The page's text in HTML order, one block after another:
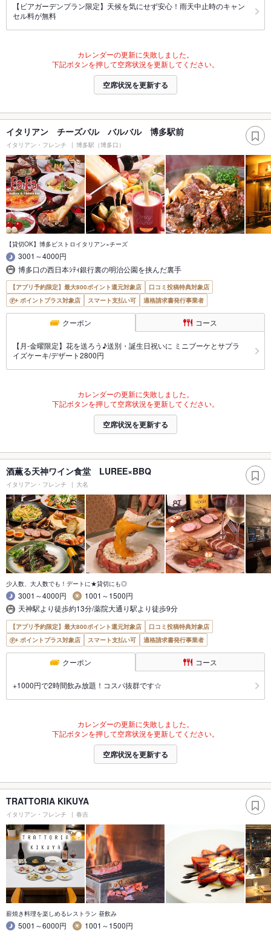
【ビアガーデンプラン限定】天候を気にせず安心！雨天中止時のキャン
セル料が無料
カレンダーの更新に失敗しました。
下記ボタンを押して空席状況を更新してください。
空席状況を更新する
イタリアン チーズバル バルバル 博多駅前
イタリアン・フレンチ 博多駅（博多口）
【貸切OK】博多ビストロイタリアン×チーズ
3001～4000円
博多口の西日本ｼﾃｨ銀行裏の明治公園を挟んだ裏手
【アプリ予約限定】最大800ポイント還元対象店
口コミ投稿特典対象店
ポイントプラス対象店
スマート支払い可 適格請求書発行事業者
クーポン コース
【月-金曜限定】花を送ろう♪送別・誕生日祝いに ミニブーケとサプラ
イズケーキ/デザート2800円
カレンダーの更新に失敗しました。
下記ボタンを押して空席状況を更新してください。
空席状況を更新する
酒薫る天神ワイン食堂 LUREE×BBQ
イタリアン・フレンチ 大名
少人数、大人数でも！デートに★貸切にも◎
3001～4000円
1001～1500円
天神駅より徒歩約13分/薬院大通り駅より徒歩9分
【アプリ予約限定】最大800ポイント還元対象店
口コミ投稿特典対象店
ポイントプラス対象店
スマート支払い可 適格請求書発行事業者
クーポン コース
+1000円で2時間飲み放題！コスパ抜群です☆
カレンダーの更新に失敗しました。
下記ボタンを押して空席状況を更新してください。
空席状況を更新する
TRATTORIA KIKUYA
イタリアン・フレンチ 春吉
薪焼き料理を楽しめるレストラン 昼飲み
5001～6000円
1001～1500円